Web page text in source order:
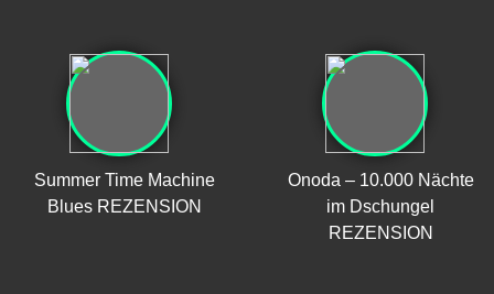
Summer Time Machine
Blues REZENSION
Onoda – 10.000 Nächte
im Dschungel
REZENSION